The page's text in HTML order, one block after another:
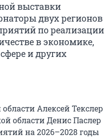
выставки
двух регионов
по реализации
в экономике,
и других
Алексей Текслер
области Денис Паслер
на 2026–2028 годы